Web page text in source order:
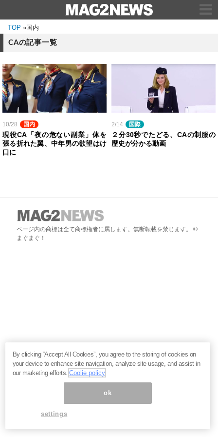
TOP »国内
CAの記事一覧
10/28 国内
現役CA「夜の危ない副業」体を
張る折れた翼、中年男の欲望はけ
口に
2/14 国際
２分30秒でたどる、CAの制服の
歴史が分かる動画
ページ内の商標は全て商標権者に属します。無断転載を禁じます。 ©
まぐまぐ！
By clicking “Accept All Cookies”, you agree to the storing of cookies on
your device to enhance site navigation, analyze site usage, and assist in
our marketing efforts.Coolie policy
ok
settings